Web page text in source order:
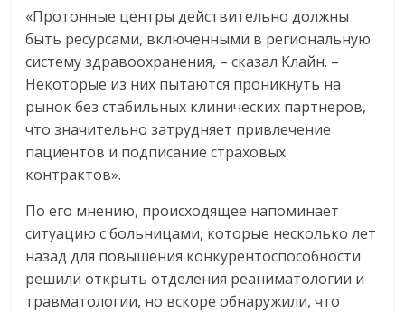
«Протонные центры действительно должны
быть ресурсами, включенными в региональную
систему здравоохранения, – сказал Клайн. –
Некоторые из них пытаются проникнуть на
рынок без стабильных клинических партнеров,
что значительно затрудняет привлечение
пациентов и подписание страховых
контрактов».
По его мнению, происходящее напоминает
ситуацию с больницами, которые несколько лет
назад для повышения конкурентоспособности
решили открыть отделения реаниматологии и
травматологии, но вскоре обнаружили, что